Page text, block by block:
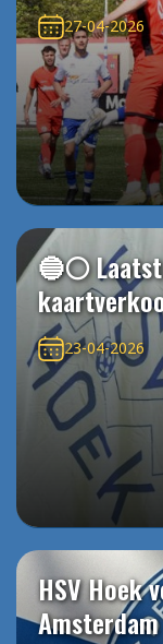
27-04-2026
🔵⚪️
23-04-2026
HSV Hoek
Amsterdam